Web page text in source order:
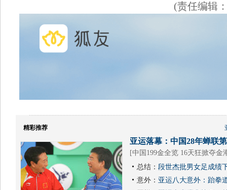
(责任编辑
精彩推荐
亚运落幕：中国28年蝉联
[中国199金全览 16天狂掀夺金
总结： 段世杰批男女足成绩
意外： 亚运八大意外：跆拳